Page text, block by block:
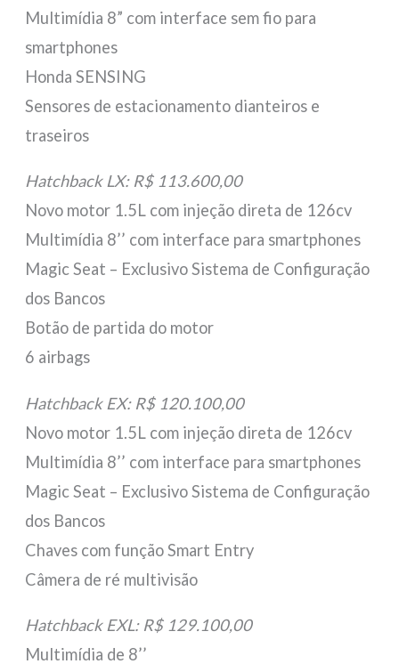
Multimídia 8” com interface sem fio para
smartphones
Honda SENSING
Sensores de estacionamento dianteiros e
traseiros
Hatchback LX: R$ 113.600,00
Novo motor 1.5L com injeção direta de 126cv
Multimídia 8’’ com interface para smartphones
Magic Seat – Exclusivo Sistema de Configuração
dos Bancos
Botão de partida do motor
6 airbags
Hatchback EX: R$ 120.100,00
Novo motor 1.5L com injeção direta de 126cv
Multimídia 8’’ com interface para smartphones
Magic Seat – Exclusivo Sistema de Configuração
dos Bancos
Chaves com função Smart Entry
Câmera de ré multivisão
Hatchback EXL: R$ 129.100,00
Multimídia de 8’’